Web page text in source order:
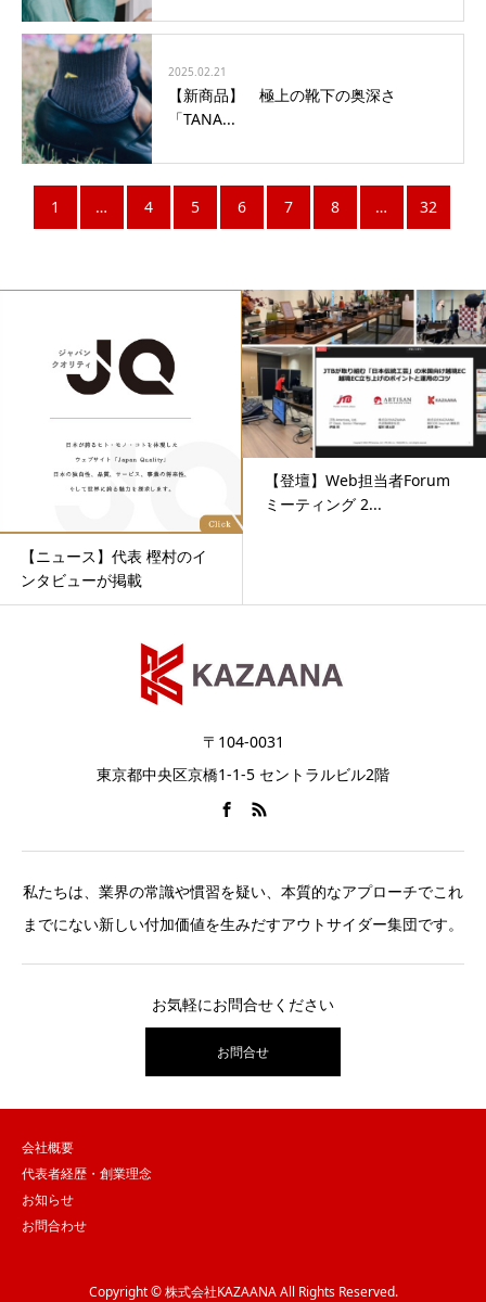
2025.02.21
【新商品】 極上の靴下の奥深さ
「TANA...
1 … 4 5 6 7 8 … 32
【ニュース】代表 樫村のイ
ンタビューが掲載
【登壇】Web担当者Forum
ミーティング 2...
〒104-0031
東京都中央区京橋1-1-5 セントラルビル2階
私たちは、業界の常識や慣習を疑い、本質的なアプローチでこれ
までにない新しい付加価値を生みだすアウトサイダー集団です。
お気軽にお問合せください
お問合せ
会社概要
代表者経歴・創業理念
お知らせ
お問合わせ
Copyright © 株式会社KAZAANA All Rights Reserved.